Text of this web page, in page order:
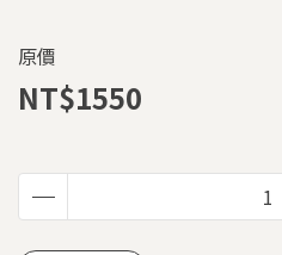
原價
NT$1550